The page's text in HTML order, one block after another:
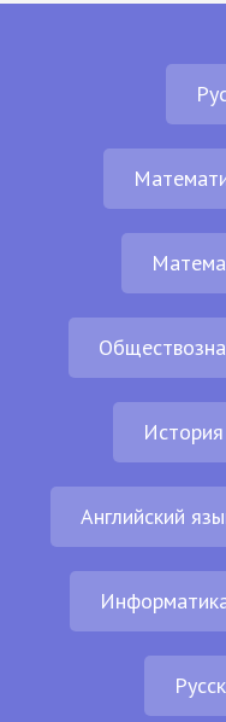
История
Английский